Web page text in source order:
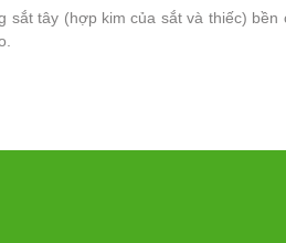
tây (hợp kim của sắt và thiếc) bền